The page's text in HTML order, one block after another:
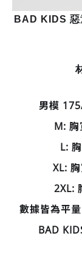
BAD KIDS
男模
M:
L:
XL:
2XL:
數據皆為平
BAD